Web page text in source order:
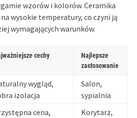
wzorów i kolorów. Ceramika
wysokie temperatury, co czyni ją
wymagających warunków.
cechy
Najlepsze
zastosowanie
wygląd,
izolacja
Salon,
sypialnia
cena,
Korytarz,